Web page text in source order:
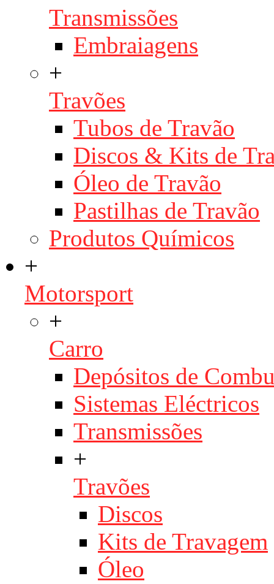
Transmissões
Embraiagens
+
Travões
Tubos de Travão
Discos & Kits de
Óleo de Travão
Pastilhas de Travão
Produtos Químicos
+
Motorsport
+
Carro
Depósitos de
Sistemas Eléctricos
Transmissões
+
Travões
Discos
Kits de Travagem
Óleo